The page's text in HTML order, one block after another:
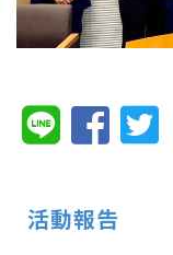
活動報告